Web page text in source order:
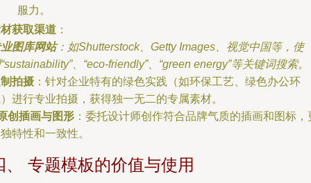
服力。
获取渠道 ：
图库网站：如Shutterstock、Getty Images、视觉中国等，使
、“eco-friendly”、“green energy”等关键词搜索。
拍摄 ：针对企业特有的绿色实践（如环保工艺、绿色办公环
进行专业拍摄，获得独一无二的专属素材。
创插画与图形 ：委托设计师创作符合品牌气质的插画和图标，
特性和一致性。
、 专题模板的价值与使用